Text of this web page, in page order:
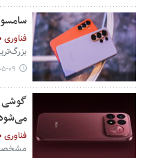
فناوری
۱۴۰۵-
فناوری